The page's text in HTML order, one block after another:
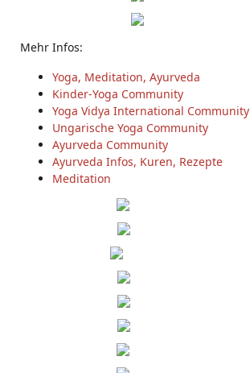
Mehr Infos:
Yoga, Meditation, Ayurveda
Kinder-Yoga Community
Yoga Vidya International Community
Ungarische Yoga Community
Ayurveda Community
Ayurveda Infos, Kuren, Rezepte
Meditation